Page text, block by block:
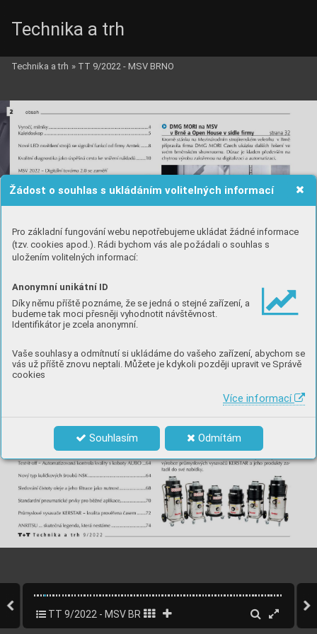
Žádost o souhlas s ukládáním volitelných informací
Pro základní fungování webu nepotřebujeme ukládat žádné informace
(tzv. cookies apod.). Rádi bychom vás ale požádali o souhlas s
uložením volitelných informací:
Anonymní unikátní ID
Díky němu příště poznáme, že se jedná o stejné zařízení, a
budeme tak moci přesněji vyhodnotit návštěvnost.
Identifikátor je zcela anonymní.
Vaše souhlasy a odmítnutí si ukládáme do vašeho zařízení, abychom se
vás už příště znovu neptali. Můžete je kdykoli později upravit ve Správě
cookies
Více informací
Souhlasím Odmítám
Technika a trh
Technika a trh » TT 9/2022 - MSV BRNO
TT 9/2022 - MSV BRNO 4